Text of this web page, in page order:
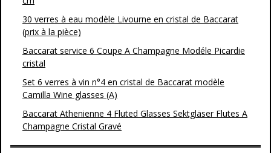
30 verres à eau modèle Livourne en cristal de Baccarat
(prix à la pièce)
Baccarat service 6 Coupe A Champagne Modéle Picardie
cristal
Set 6 verres à vin n°4 en cristal de Baccarat modèle
Camilla Wine glasses (A)
Baccarat Athenienne 4 Fluted Glasses Sektgläser Flutes A
Champagne Cristal Gravé